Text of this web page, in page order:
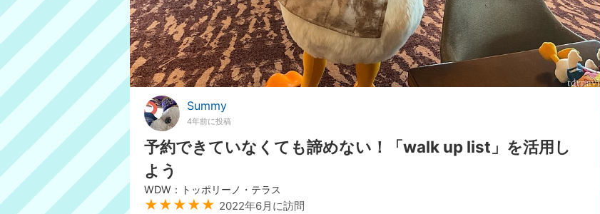
Summy
4年前に投稿
予約できていなくても諦めない！「walk up list」を活用し
よう
WDW：トッポリーノ・テラス
★★★★★ 2022年6月に訪問